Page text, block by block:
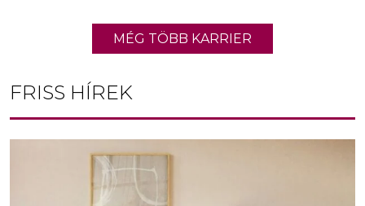
MÉG TÖBB KARRIER
FRISS HÍREK